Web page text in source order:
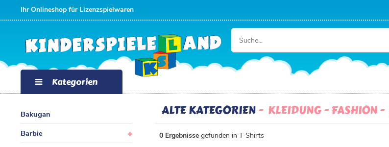
Ihr Onlineshop für Lizenzspielwaren
Kategorien
Bakugan
Barbie
ALTE KATEGORIEN KLEIDUNG - FASHION
0 Ergebnisse gefunden in T-Shirts
FILTER